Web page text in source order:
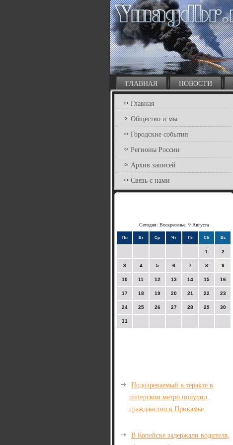
ГЛАВНАЯ НОВОСТИ
Главная
Общество и мы
Городские события
Регионы России
Архив записей
Связь с нами
Сегодня: Воскресенье, 9 Августа
Пн Вт Ср Чт Пт Сб Вс
1 2
3 4 5 6 7 8 9
10 11 12 13 14 15 16
17 18 19 20 21 22 23
24 25 26 27 28 29 30
31
Подозреваемый в теракте в
питерском метро получил
гражданство в Прикамье
В Копейске задержали водителя,